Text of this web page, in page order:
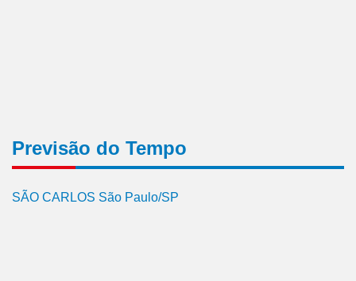
Previsão do Tempo
SÃO CARLOS São Paulo/SP